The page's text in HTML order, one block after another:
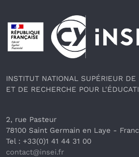
Pied de page
INSTITUT NATIONAL SUPÉRIEUR DE
ET DE RECHERCHE POUR
2, rue Pasteur
78100 Saint Germain en Laye -
Tel : +33(0)1 41 44 31 00
contact@insei.fr